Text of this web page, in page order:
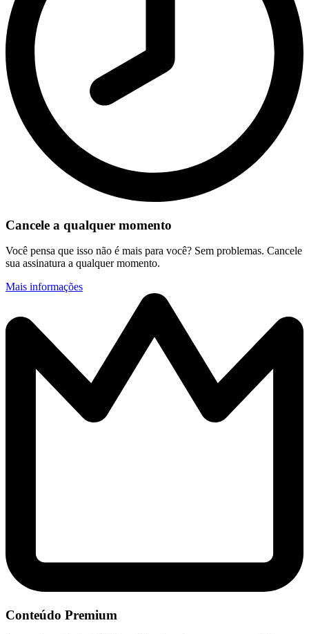
Cancele a qualquer momento
Você pensa que isso não é mais para você? Sem problemas. Cancele
sua assinatura a qualquer momento.
Mais informações
Conteúdo Premium